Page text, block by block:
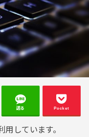
送る Pocket
しています。